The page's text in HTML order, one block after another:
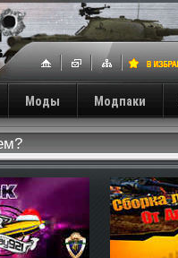
Моды Модпаки